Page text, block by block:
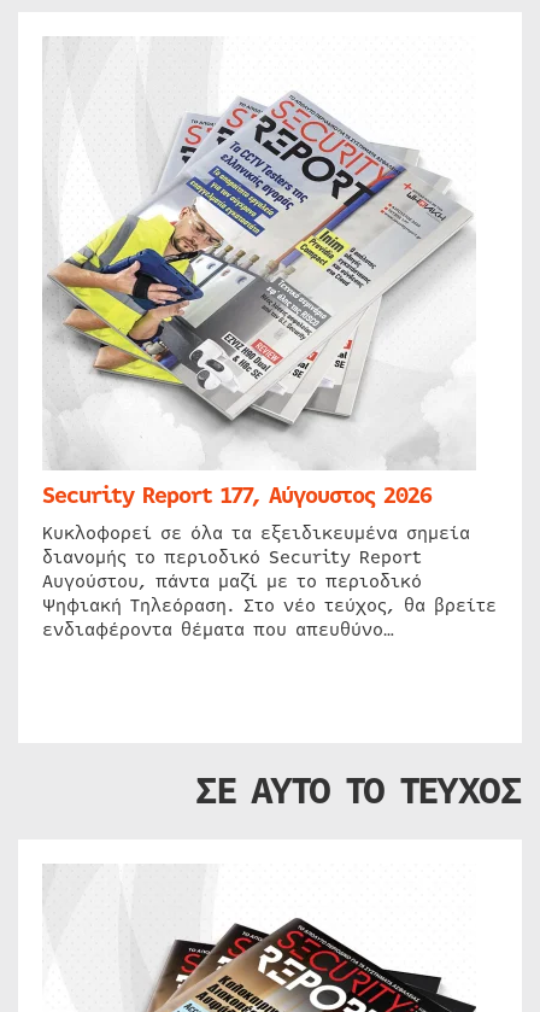
Security Report 177, Αύγουστος 2026
Κυκλοφορεί σε όλα τα εξειδικευμένα σημεία
διανομής το περιοδικό Security Report
Αυγούστου, πάντα μαζί με το περιοδικό
Ψηφιακή Τηλεόραση. Στο νέο τεύχος, θα βρείτε
ενδιαφέροντα θέματα που απευθύνο…
ΣΕ ΑΥΤΟ ΤΟ ΤΕΥΧΟΣ